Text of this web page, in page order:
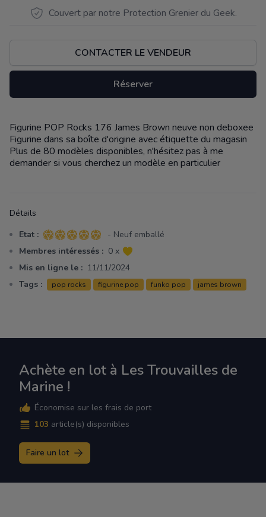
Couvert par notre Protection Grenier du Geek.
CONTACTER LE VENDEUR
Réserver
Description
Figurine POP Rocks 176 James Brown neuve non deboxee
Figurine dans sa boîte d'origine avec étiquette du magasin
Plus de 80 modèles disponibles, n'hésitez pas à me
demander si vous cherchez un modèle en particulier
Détails
Etat : 5 sur 5 étoiles
- Neuf emballé
Membres intéressés : 0 x
Mis en ligne le : 11/11/2024
Tags :
pop rocks figurine pop funko pop james brown
Achète en lot à Les Trouvailles de
Marine !
Économise sur les frais de port
103 article(s) disponibles
Faire un lot